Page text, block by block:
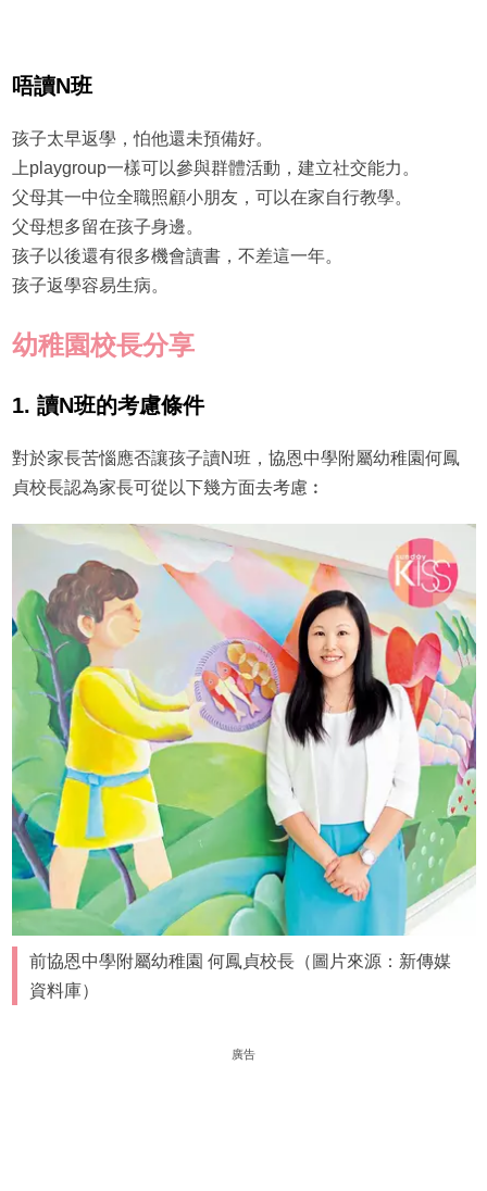
唔讀N班
孩子太早返學，怕他還未預備好。
上playgroup一樣可以參與群體活動，建立社交能力。
父母其一中位全職照顧小朋友，可以在家自行教學。
父母想多留在孩子身邊。
孩子以後還有很多機會讀書，不差這一年。
孩子返學容易生病。
幼稚園校長分享
1. 讀N班的考慮條件
對於家長苦惱應否讓孩子讀N班，協恩中學附屬幼稚園何鳳
貞校長認為家長可從以下幾方面去考慮︰
前協恩中學附屬幼稚園 何鳳貞校長（圖片來源：新傳媒
資料庫）
廣告